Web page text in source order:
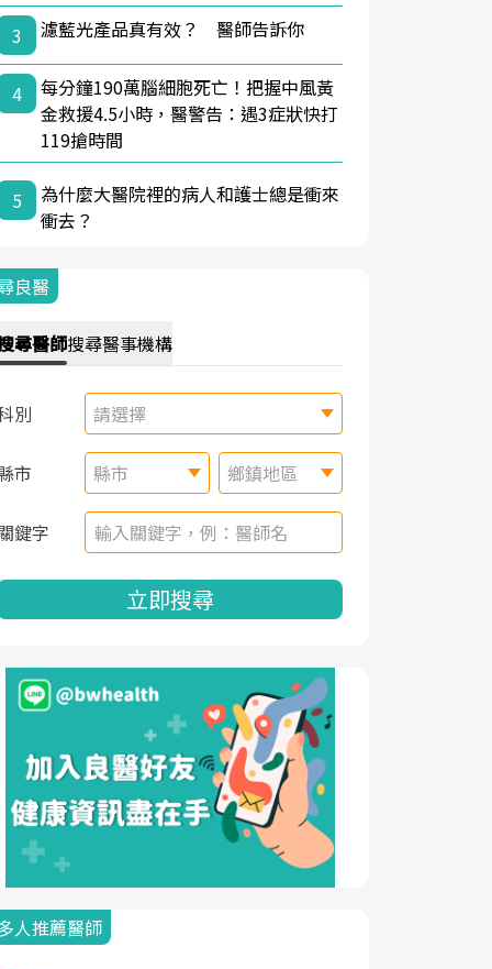
3
濾藍光產品真有效？ 醫師告訴你
4
每分鐘190萬腦細胞死亡！把握中風黃
金救援4.5小時，醫警告：遇3症狀快打
119搶時間
5
為什麼大醫院裡的病人和護士總是衝來
衝去？
良醫
尋醫師搜尋醫事機構
別 請選擇
市 縣市 鄉鎮地區
鍵字
立即搜尋
人推薦醫師